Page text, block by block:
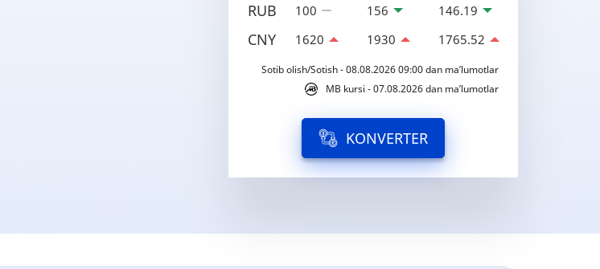
RUB 100 156 146.19
CNY 1620 1930 1765.52
Sotib olish/Sotish - 08.08.2026 09:00 dan ma’lumotlar
MB kursi - 07.08.2026 dan ma’lumotlar
KONVERTER